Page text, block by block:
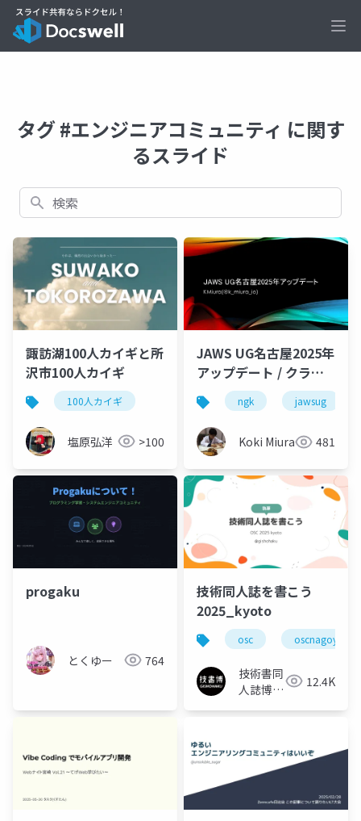
タグ #エンジニアコミュニティ に関す
るスライド
検索
諏訪湖100人カイギと所
沢市100人カイギ
100人カイギ
塩原弘洋 >100
JAWS UG名古屋2025年
アップデート / クラウ
ドネイティブ会議がは
じまるよ
ngk jawsug
Koki Miura 481
progaku
とくゆー 764
技術同人誌を書こう
2025_kyoto
osc oscnagoya
技術書同
人誌博覧
12.4K